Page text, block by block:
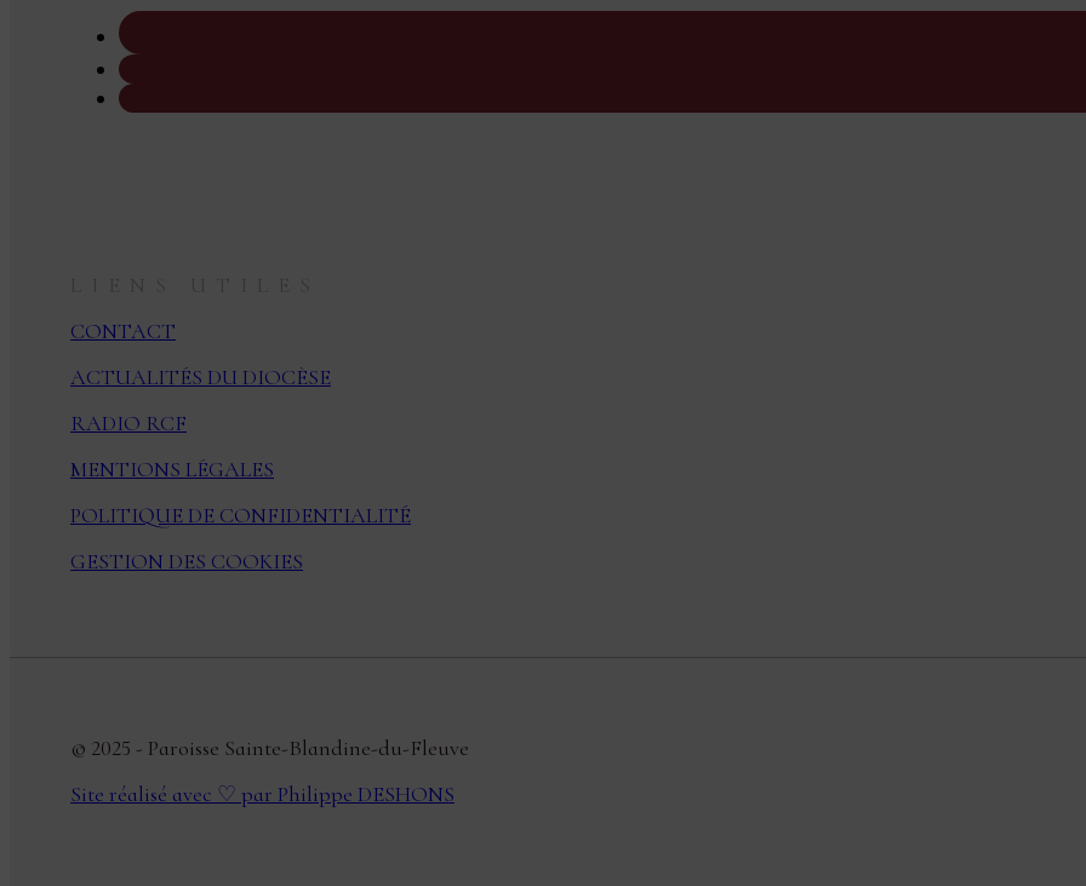
CONTACT
ACTUALITÉS DU DIOCÈSE
RADIO RCF
MENTIONS LÉGALES
POLITIQUE DE CONFIDENTIALITÉ
GESTION DES COOKIES
© 2025 - Paroisse Sainte-Blandine-du-Fleuve
Site réalisé avec ♡ par Philippe DESHONS